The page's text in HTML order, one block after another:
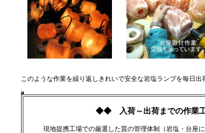
このような作業を繰り返しきれいで安全な岩塩ランプを毎日出
◆◆ 入荷～出荷までの作業
現地提携工場での厳選した質の管理体制（岩塩・台座